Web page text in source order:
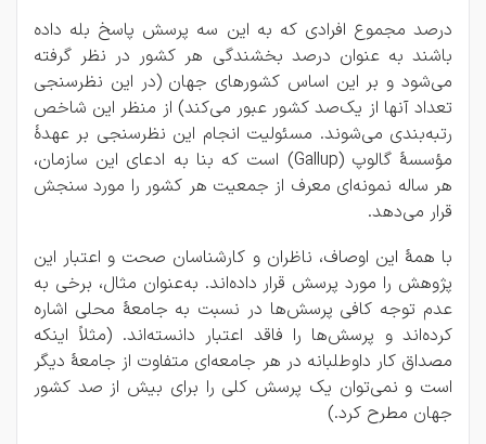
درصد مجموع افرادی که به این سه پرسش پاسخ بله داده
باشند به‌ عنوان درصد بخشندگی هر کشور در نظر گرفته
می‌شود و بر این اساس کشورهای جهان (در این نظرسنجی
تعداد آنها از یک‌صد کشور عبور می‌کند) از منظر این شاخص
رتبه‌بندی می‌شوند. مسئولیت انجام این نظرسنجی بر عهدۀ
مؤسسۀ گالوپ (Gallup) است که بنا به ادعای این سازمان،
هر ساله نمونه‌ای معرف از جمعیت هر کشور را مورد سنجش
قرار می‌دهد.
با همۀ این اوصاف، ناظران و کارشناسان صحت و اعتبار این
پژوهش را مورد پرسش قرار داده‌اند. به‌عنوان مثال، برخی به
عدم توجه کافی پرسش‌ها در نسبت به جامعۀ محلی اشاره
کرده‌اند و پرسش‌ها را فاقد اعتبار دانسته‌اند. (مثلاً اینکه
مصداق کار داوطلبانه در هر جامعه‌ای متفاوت از جامعۀ دیگر
است و نمی‌توان یک پرسش کلی را برای بیش از صد کشور
جهان مطرح کرد.)